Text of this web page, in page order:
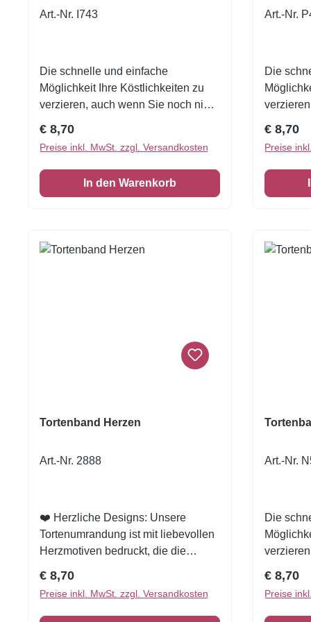
Art.-Nr. I743
Die schnelle und einfache
Möglichkeit Ihre Köstlichkeiten zu
verzieren, auch wenn Sie noch nie
Tortenumrandung essbar1 VE = 3
Stück Zuckerfolie 6,5 x 26 cm
Regulärer Preis:
€ 8,70
Preise inkl. MwSt. zzgl. Versandkosten
In den Warenkorb
Art.-Nr.
Die
essbar 1
6,5 x 26
€ 8,70
Preise
Tortenband Herzen
Art.-Nr. 2888
❤️ Herzliche Designs: Unsere
Tortenumrandung ist mit liebevollen
Herzmotiven bedruckt, die die
Jubiläen, Valentinstag oder jeden
Anlass sind, um Ihre Liebe
auszudrücken.🍰 Essbar und leicht
Regulärer Preis:
€ 8,70
Preise inkl. MwSt. zzgl. Versandkosten
Art.-Nr.
Die
essbar1
6,5 x 26
€ 8,70
Preise